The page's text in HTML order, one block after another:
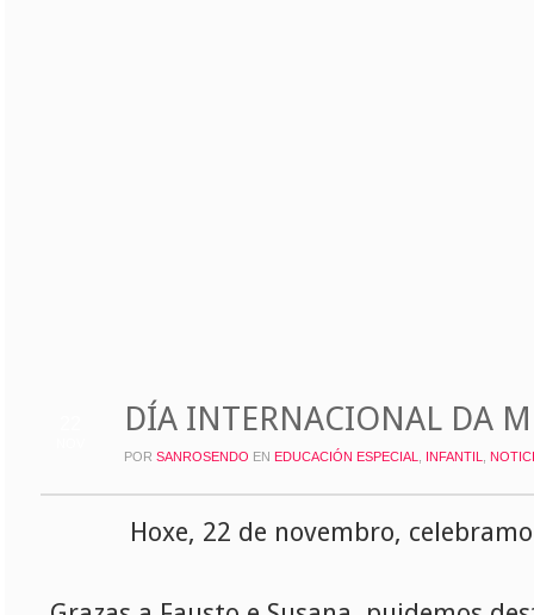
DÍA INTERNACIONAL DA
POR SANROSENDO EN EDUCACIÓN ESPECIAL INFANTIL
Hoxe, 22 de novembro,